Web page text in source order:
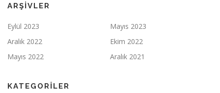
ARŞIVLER
Eylül 2023
Mayıs 2023
Aralık 2022
Ekim 2022
Mayıs 2022
Aralık 2021
KATEGORILER